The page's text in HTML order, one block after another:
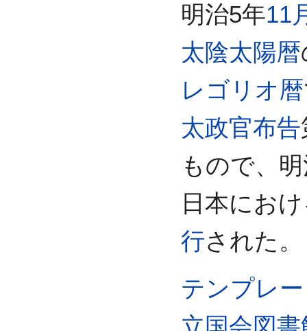
明治5年11
太陰太陽暦
レゴリオ暦
太政官布告
もので、
日本にお
行された。
テンプレ